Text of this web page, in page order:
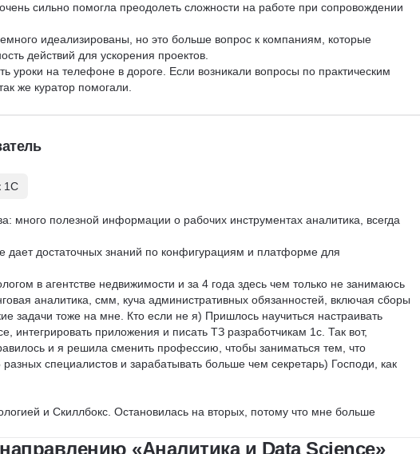
сильно помогла преодолеть сложности на работе при сопровождении
идеализированы, но это больше вопрос к компаниям, которые
действий для ускорения проектов.
уроки на телефоне в дороге. Если возникали вопросы по практическим
же куратор помогали.
1С
много полезной информации о рабочих инструментах аналитика, всегда
дает достаточных знаний по конфигурациям и платформе для
в агентстве недвижимости и за 4 года здесь чем только не занимаюсь
аналитика, смм, куча административных обязанностей, включая сборы
задачи тоже на мне. Кто если не я) Пришлось научиться настраивать
интегрировать приложения и писать ТЗ разработчикам 1с. Так вот,
и я решила сменить профессию, чтобы заниматься тем, что
разных специалистов и зарабатывать больше чем секретарь) Господи, как
и Скиллбокс. Остановилась на вторых, потому что мне больше
«Аналитика и Data Science»